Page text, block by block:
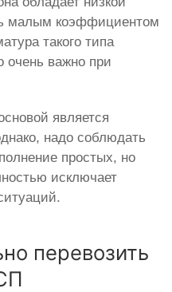
малым коэффициентом
такого типа
очень важно при
является
надо соблюдать
простых, но
исключает
перевозить